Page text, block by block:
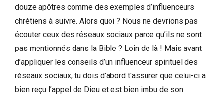
douze apôtres comme des exemples d’influenceurs
chrétiens à suivre. Alors quoi ? Nous ne devrions pas
écouter ceux des réseaux sociaux parce qu’ils ne sont
pas mentionnés dans la Bible ? Loin de là ! Mais avant
d’appliquer les conseils d’un influenceur spirituel des
réseaux sociaux, tu dois d’abord t’assurer que celui-ci a
bien reçu l’appel de Dieu et est bien imbu de son